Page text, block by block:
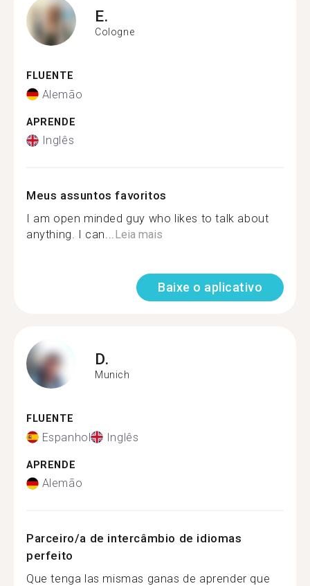
E.
Cologne
FLUENTE
Alemão
APRENDE
Inglês
Meus assuntos favoritos
I am open minded guy who likes to talk about
anything. I can...Leia mais
Baixe o aplicativo
D.
Munich
FLUENTE
Espanhol Inglês
APRENDE
Alemão
Parceiro/a de intercâmbio de idiomas
perfeito
Que tenga las mismas ganas de aprender que